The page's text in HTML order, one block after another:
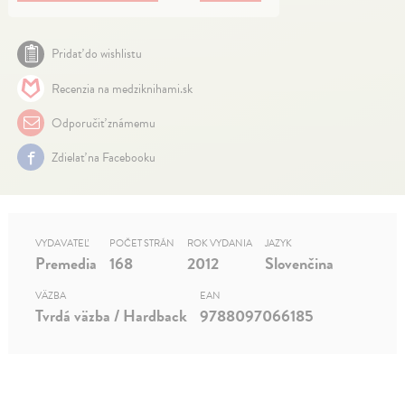
Pridať do wishlistu
Recenzia na medziknihami.sk
Odporučiť známemu
Zdielať na Facebooku
VYDAVATEĽ
Premedia
POČET STRÁN
168
ROK VYDANIA
2012
JAZYK
Slovenčina
VÄZBA
Tvrdá väzba / Hardback
EAN
9788097066185